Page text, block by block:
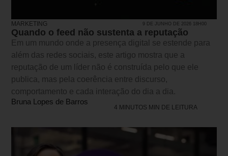
MARKETING 9 DE JUNHO DE 2026 18H00
Quando o feed não sustenta a reputação
Em um mundo onde a presença digital se estende para
além das redes sociais, este artigo mostra que a
reputação de um líder não é construída pelo que ele
publica, mas pela coerência entre discurso,
comportamento e cada interação do dia a dia.
Bruna Lopes de Barros
4 MINUTOS MIN DE LEITURA